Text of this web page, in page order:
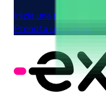
Inizia una prova gratuita
Prenota una demo